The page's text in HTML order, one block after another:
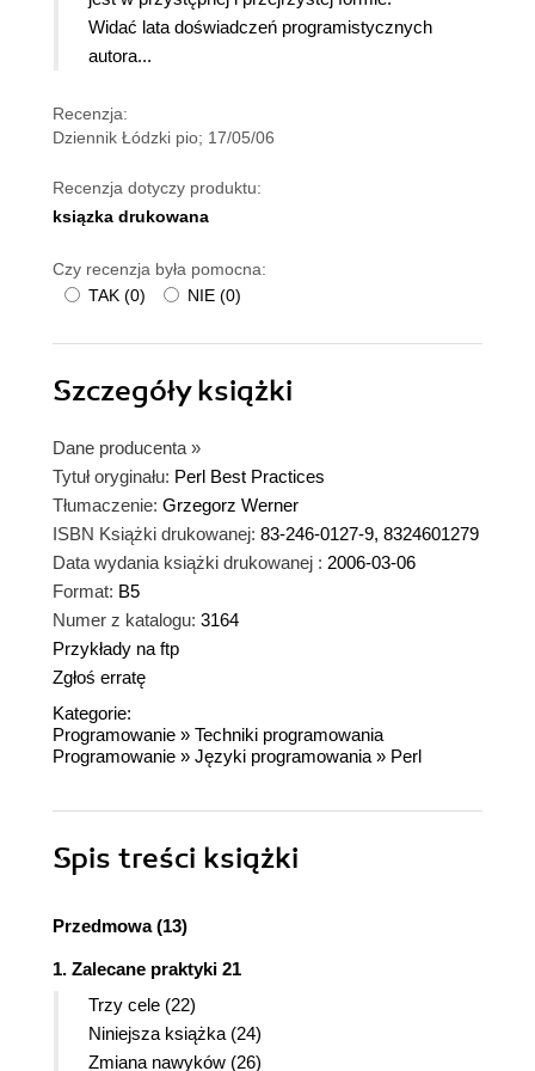
Widać lata doświadczeń programistycznych
autora...
Recenzja:
Dziennik Łódzki pio; 17/05/06
Recenzja dotyczy produktu:
ksiązka drukowana
Czy recenzja była pomocna:
TAK (0) NIE (0)
Szczegółyksiążki
Dane producenta »
Tytuł oryginału: Perl Best Practices
Tłumaczenie: Grzegorz Werner
ISBN Książki drukowanej: 83-246-0127-9, 8324601279
Data wydania książki drukowanej : 2006-03-06
Format: B5
Numer z katalogu: 3164
Przykłady na ftp
Zgłoś erratę
Kategorie:
Programowanie » Techniki programowania
Programowanie » Języki programowania » Perl
Spis treści książki
Przedmowa (13)
1. Zalecane praktyki 21
Trzy cele (22)
Niniejsza książka (24)
Zmiana nawyków (26)